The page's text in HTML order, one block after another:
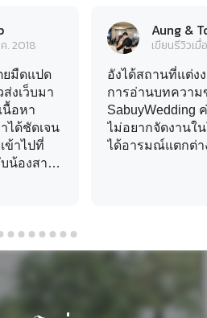
. 2018
ยมืดแปด
งเว็บมา
นื้อหา
ได้ชัดเจน
ข้าไปที่
น้องสาว
Aung &
เขียนรีวิวเมื่
อังได้สถานที่แต่ง
การอ่านบทความ
SabuyWedding
ไม่อยากจัดงานใ
ได้อารมณ์แตกต่า